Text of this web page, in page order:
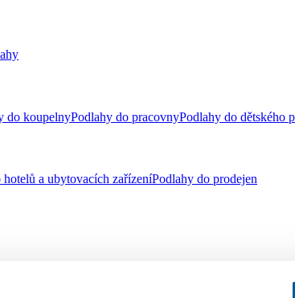
do koupelnyPodlahy do pracovnyPodlahy do dětského
hotelů a ubytovacích zařízeníPodlahy do prodejen